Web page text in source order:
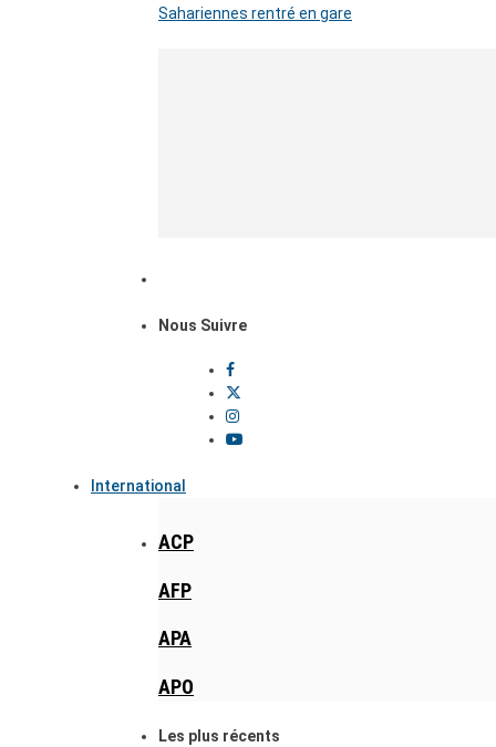
Sahariennes rentré en gare
Nous Suivre
International
ACP
AFP
APA
APO
Les plus récents